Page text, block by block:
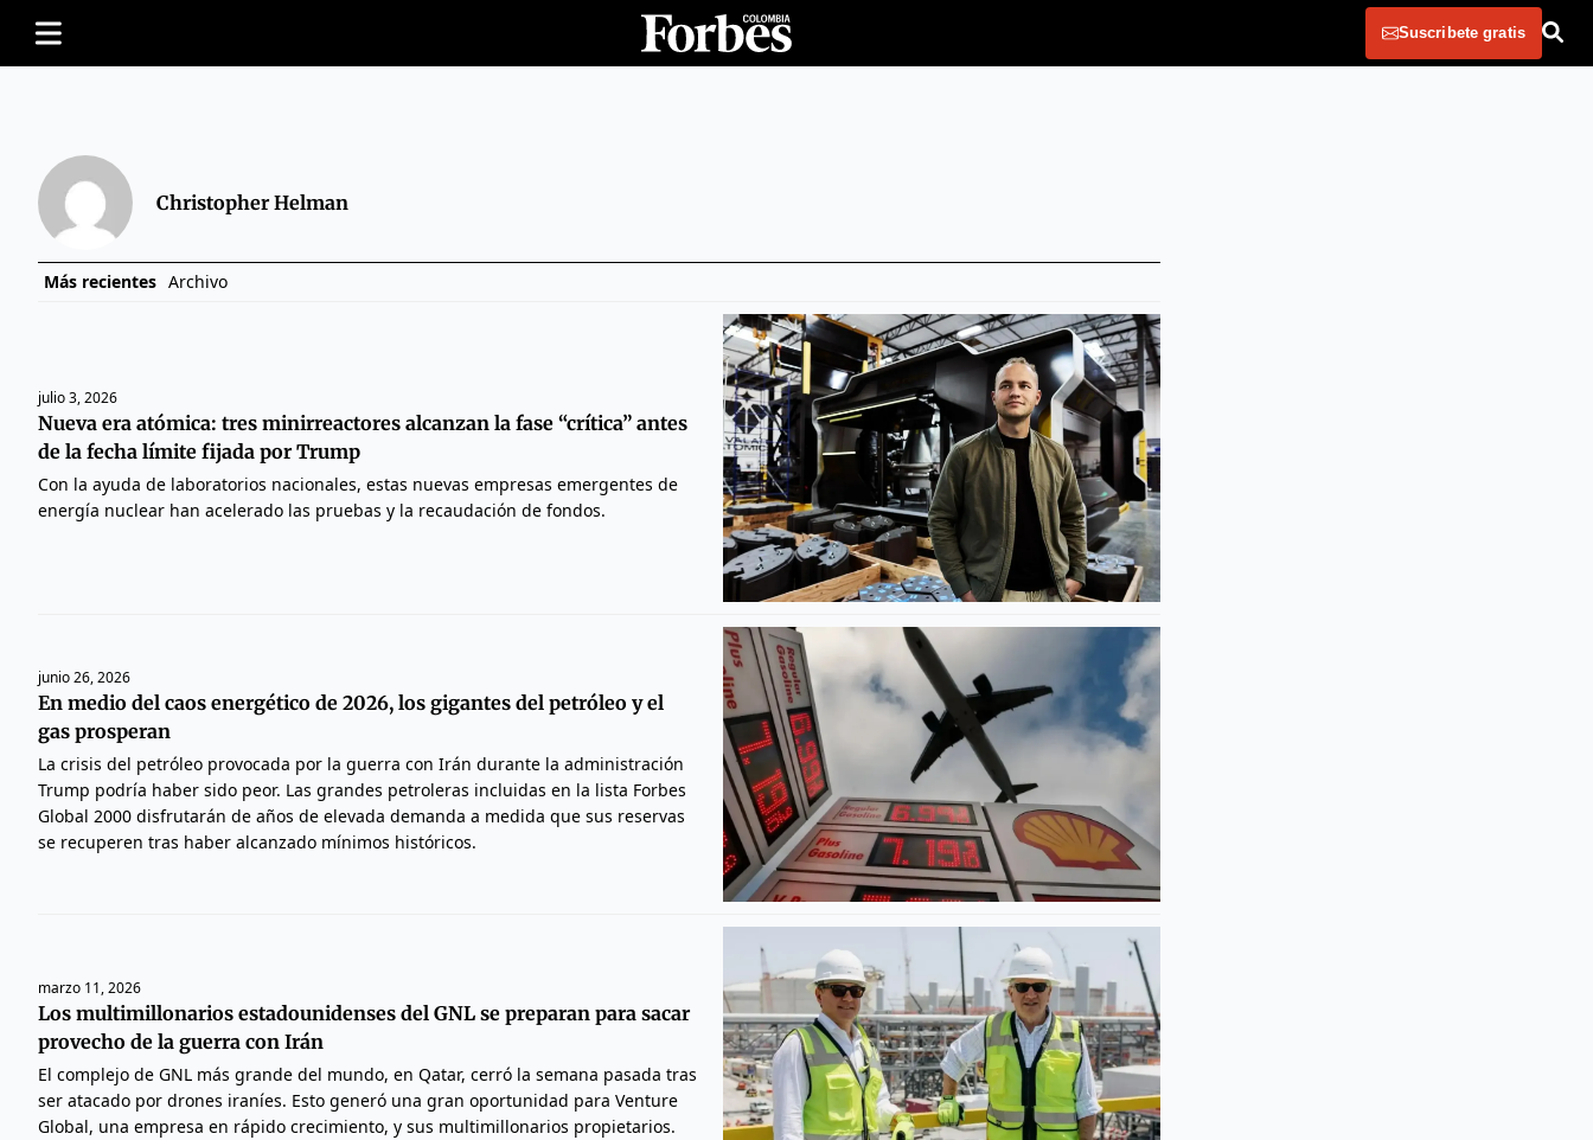
Suscribete gratis
Christopher Helman
Más recientes Archivo
julio 3, 2026
Nueva era atómica: tres minirreactores alcanzan la fase “crítica” antes
de la fecha límite fijada por Trump
Con la ayuda de laboratorios nacionales, estas nuevas empresas emergentes de
energía nuclear han acelerado las pruebas y la recaudación de fondos.
junio 26, 2026
En medio del caos energético de 2026, los gigantes del petróleo y el
gas prosperan
La crisis del petróleo provocada por la guerra con Irán durante la administración
Trump podría haber sido peor. Las grandes petroleras incluidas en la lista Forbes
Global 2000 disfrutarán de años de elevada demanda a medida que sus reservas
se recuperen tras haber alcanzado mínimos históricos.
marzo 11, 2026
Los multimillonarios estadounidenses del GNL se preparan para sacar
provecho de la guerra con Irán
El complejo de GNL más grande del mundo, en Qatar, cerró la semana pasada tras
ser atacado por drones iraníes. Esto generó una gran oportunidad para Venture
Global, una empresa en rápido crecimiento, y sus multimillonarios propietarios.